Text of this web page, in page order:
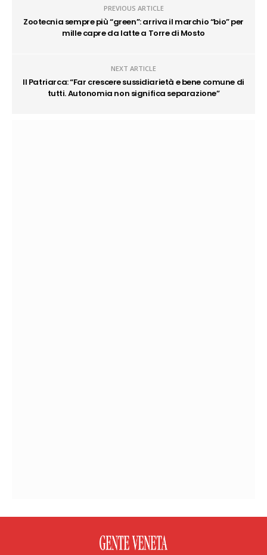
PREVIOUS ARTICLE
Zootecnia sempre più “green”: arriva il marchio “bio” per
mille capre da latte a Torre di Mosto
NEXT ARTICLE
Il Patriarca: “Far crescere sussidiarietà e bene comune di
tutti. Autonomia non significa separazione”